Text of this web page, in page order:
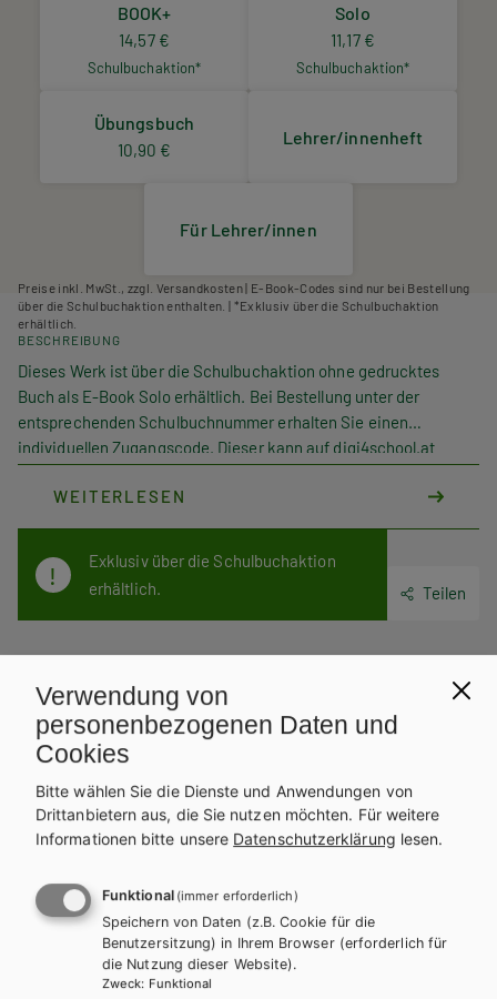
BOOK+
14,57 €
Schulbuchaktion*
Solo
11,17 €
Schulbuchaktion*
Übungsbuch
10,90 €
Lehrer/innenheft
Für Lehrer/innen
Preise inkl. MwSt., zzgl. Versandkosten | E-Book-Codes sind nur bei Bestellung
über die Schulbuchaktion enthalten. | *Exklusiv über die Schulbuchaktion
erhältlich.
BESCHREIBUNG
Dieses Werk ist über die Schulbuchaktion ohne gedrucktes
Buch als E-Book Solo erhältlich. Bei Bestellung unter der
entsprechenden Schulbuchnummer erhalten Sie einen
individuellen Zugangscode. Dieser kann auf digi4school.at
Bücherregal zugeordnet.
WEITERLESEN
Exklusiv über die Schulbuchaktion
erhältlich.
Teilen
Weitere Bände dieser
Verwendung von
personenbezogenen Daten und
Cookies
Bitte wählen Sie die Dienste und Anwendungen von
Drittanbietern aus, die Sie nutzen möchten. Für weitere
Informationen bitte unsere Datenschutzerklärung lesen.
Funktional (immer erforderlich)
Speichern von Daten (z.B. Cookie für die
Benutzersitzung) in Ihrem Browser (erforderlich für
die Nutzung dieser Website).
Zweck: Funktional